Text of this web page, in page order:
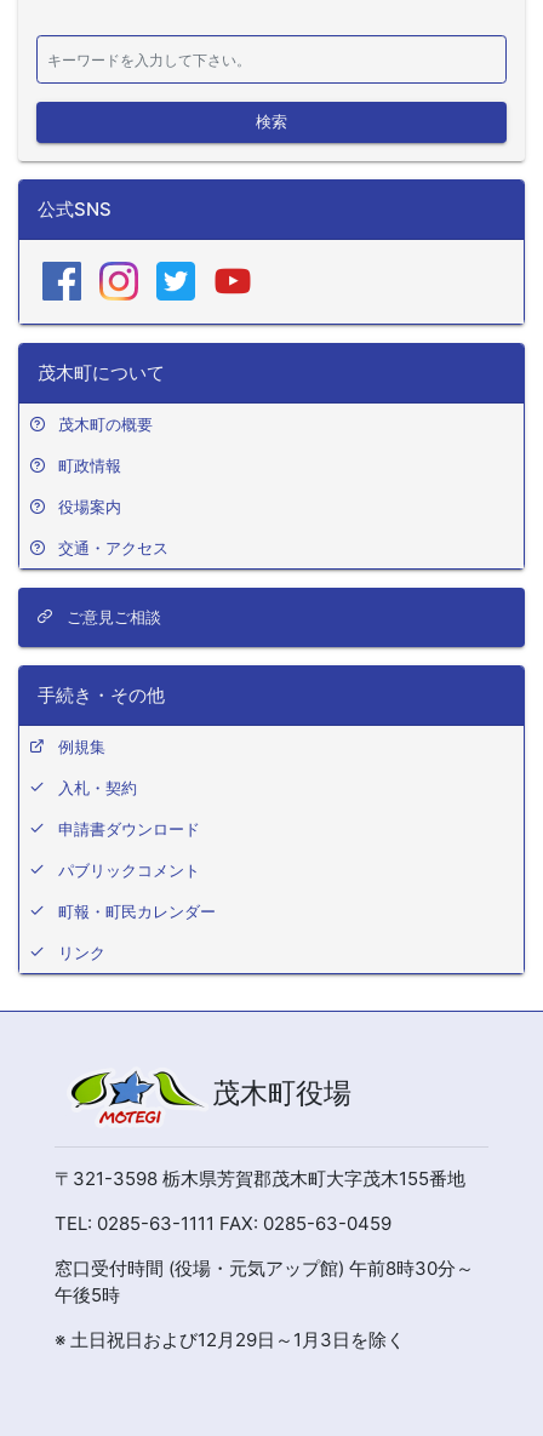
検索
公式SNS
茂木町について
茂木町の概要
町政情報
役場案内
交通・アクセス
ご意見ご相談
手続き・その他
例規集
入札・契約
申請書ダウンロード
パブリックコメント
町報・町民カレンダー
リンク
茂木町役場
〒321-3598 栃木県芳賀郡茂木町大字茂木155番地
TEL: 0285-63-1111 FAX: 0285-63-0459
窓口受付時間 (役場・元気アップ館) 午前8時30分～
午後5時
※ 土日祝日および12月29日～1月3日を除く